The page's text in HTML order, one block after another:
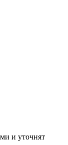
и уточнят